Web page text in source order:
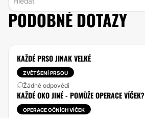
PODOBNÉ DOTAZY
KAŽDÉ PRSO JINAK VELKÉ
ZVĚTŠENÍ PRSOU
Žádné odpovědi
KAŽDÉ OKO JINÉ - POMŮŽE OPERACE VÍČEK?
OPERACE OČNÍCH VÍČEK